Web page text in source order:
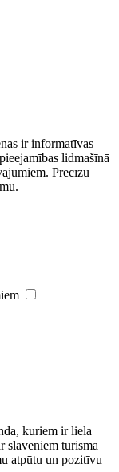
ir ​informatīvas
lidmašīnā
Precīzu
kuriem ir liela
slaveniem tūrisma
atpūtu un pozitīvu